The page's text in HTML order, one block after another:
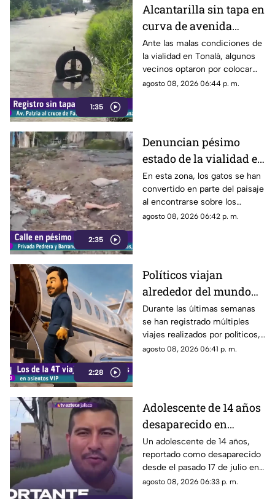
1:35
Alcantarilla sin tapa en
curva de avenida
Patria
Ante las malas condiciones de
la vialidad en Tonalá, algunos
vecinos optaron por colocar
una llanta como señalamiento
agosto 08, 2026 06:44 p. m.
2:35
Denuncian pésimo
estado de la vialidad en
Privada Pedrera y
Barrancones
En esta zona, los gatos se han
convertido en parte del paisaje
al encontrarse sobre los
techos y las puertas de las
agosto 08, 2026 06:42 p. m.
2:28
Políticos viajan
alrededor del mundo
sin ninguna
preocupación
Durante las últimas semanas
se han registrado múltiples
viajes realizados por políticos,
sin que hasta el momento
elevado gasto que han
generado.
agosto 08, 2026 06:41 p. m.
Adolescente de 14 años
desaparecido en
Tlaquepaque es
trasladado a Jalisco
tras ser localizado en
Michoacán
Un adolescente de 14 años,
reportado como desaparecido
desde el pasado 17 de julio en
Tlaquepaque, fue localizado
agosto 08, 2026 06:33 p. m.